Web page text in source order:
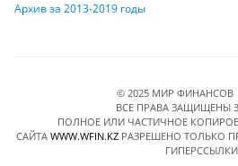
Архив за 2013-2019 годы
© 2025 МИР ФИНАНСОВ -
ВСЕ ПРАВА ЗАЩИЩЕНЫ
ПОЛНОЕ ИЛИ ЧАСТИЧНОЕ
САЙТА WWW.WFIN.KZРАЗРЕШЕНО ТОЛЬКО
ГИПЕРССЫЛКИ